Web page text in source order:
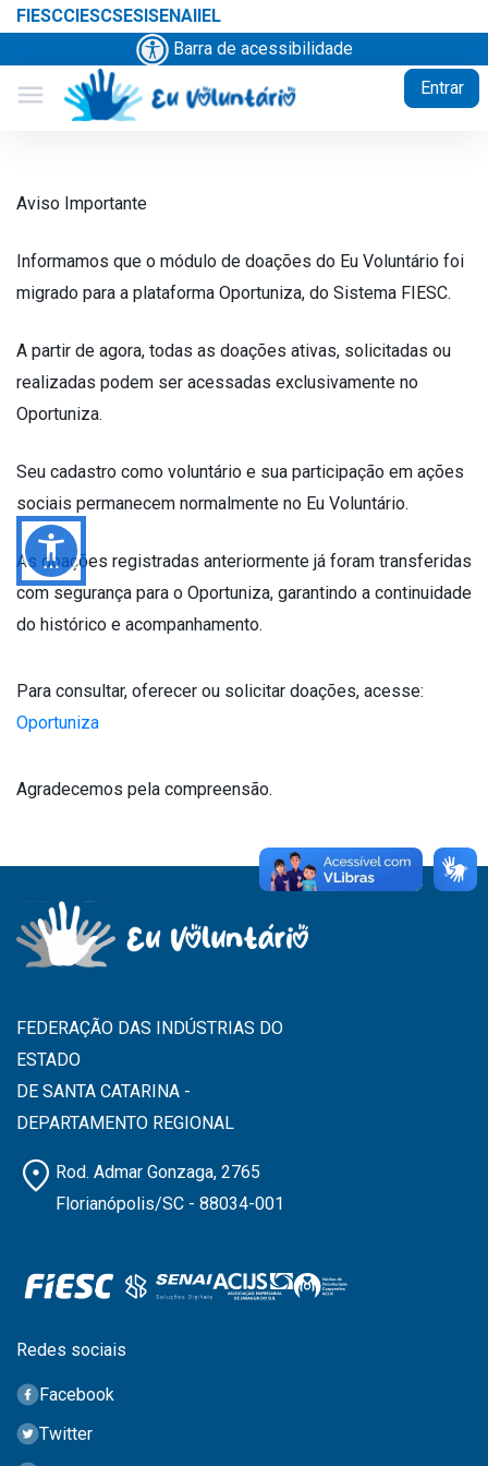
FIESCCIESCSESISENAIIEL
Barra de acessibilidade
menu Entrar
Aviso Importante
Informamos que o módulo de doações do Eu Voluntário foi
migrado para a plataforma Oportuniza, do Sistema FIESC.
A partir de agora, todas as doações ativas, solicitadas ou
realizadas podem ser acessadas exclusivamente no
Oportuniza.
Seu cadastro como voluntário e sua participação em ações
sociais permanecem normalmente no Eu Voluntário.
As doações registradas anteriormente já foram transferidas
com segurança para o Oportuniza, garantindo a continuidade
do histórico e acompanhamento.
Para consultar, oferecer ou solicitar doações, acesse:
Oportuniza
Agradecemos pela compreensão.
FEDERAÇÃO DAS INDÚSTRIAS DO
ESTADO
DE SANTA CATARINA -
DEPARTAMENTO REGIONAL
location_on Rod. Admar Gonzaga, 2765
Florianópolis/SC - 88034-001
Redes sociais
Facebook
Twitter